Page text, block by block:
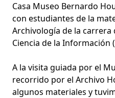
Casa Museo Bernardo
con estudiantes de la
Archivología de la carrera
Ciencia de la Información
A la visita guiada por el
recorrido por el Archivo
algunos materiales y